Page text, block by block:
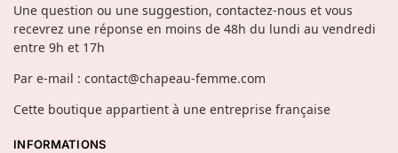
Une question ou une suggestion, contactez-nous et vous
recevrez une réponse en moins de 48h du lundi au vendredi
entre 9h et 17h
Par e-mail : contact@chapeau-femme.com
Cette boutique appartient à une entreprise française
INFORMATIONS